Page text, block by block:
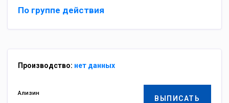
По группе действия
Производство: нет данных
ВЫПИСАТЬ
Ализин